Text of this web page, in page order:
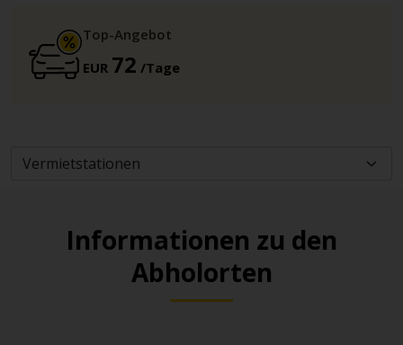
Top-Angebot
EUR 72 /Tage
Informationen zu den
Abholorten